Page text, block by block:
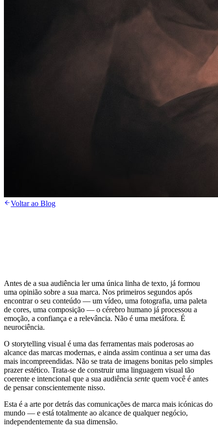
Voltar ao Blog
Antes de a sua audiência ler uma única linha de texto, já formou
uma opinião sobre a sua marca. Nos primeiros segundos após
encontrar o seu conteúdo — um vídeo, uma fotografia, uma paleta
de cores, uma composição — o cérebro humano já processou a
emoção, a confiança e a relevância. Não é uma metáfora. É
neurociência.
O storytelling visual é uma das ferramentas mais poderosas ao
alcance das marcas modernas, e ainda assim continua a ser uma das
mais incompreendidas. Não se trata de imagens bonitas pelo simples
prazer estético. Trata-se de construir uma linguagem visual tão
coerente e intencional que a sua audiência sente quem você é antes
de pensar conscientemente nisso.
Esta é a arte por detrás das comunicações de marca mais icónicas do
mundo — e está totalmente ao alcance de qualquer negócio,
independentemente da sua dimensão.